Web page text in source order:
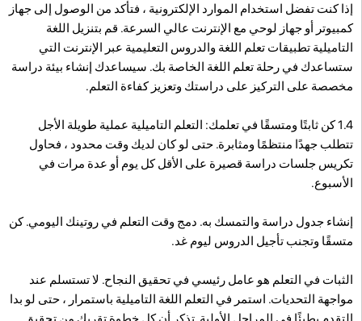
إذا كنت تفضل استخدام الموارد الإلكترونية ، فتأكد من الوصول إلى جهاز
كمبيوتر أو جهاز لوحي مع الإنترنت عالي السرعة. قم بتنزيل اللغة
التاميلية تطبيقات تعلم اللغة والدروس التعليمية عبر الإنترنت التي
ستساعدك في رحلة تعلم اللغة الخاصة بك. سيساعدك إنشاء بيئة دراسة
مخصصة على التركيز على دراستك وتعزيز كفاءة التعلم.
1.4 كن ثابتًا ومتسقًا في تعلمك: التعلم التاميلية عملية طويلة الأجل
تتطلب جهدًا منتظمًا ومثابرة. حتى لو كان لديك وقت محدود ، فحاول
تكريس جلسات دراسة قصيرة على الأقل كل يوم أو عدة مرات في
الأسبوع.
إنشاء جدول دراسة والتمسك به. دمج وقت التعلم في روتينك اليومي. كن
متسقًا وتجنب تأجيل الدروس ليوم غد.
الثبات في التعلم هو عامل رئيسي في تحقيق النجاح. لا تستسلم عند
مواجهة التحديات. استمر في التعلم اللغة التاميلية باستمرار ، حتى لو بدا